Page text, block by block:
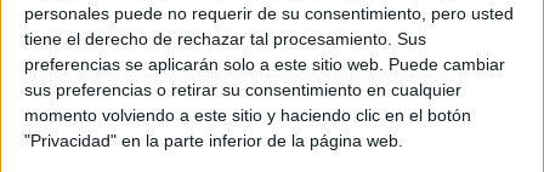
personales puede no requerir de su consentimiento, pero usted
tiene el derecho de rechazar tal procesamiento. Sus
preferencias se aplicarán solo a este sitio web. Puede cambiar
sus preferencias o retirar su consentimiento en cualquier
momento volviendo a este sitio y haciendo clic en el botón
"Privacidad" en la parte inferior de la página web.
Gente que quiere estudiar Grado